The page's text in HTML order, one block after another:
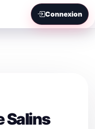
Connexion
Salins